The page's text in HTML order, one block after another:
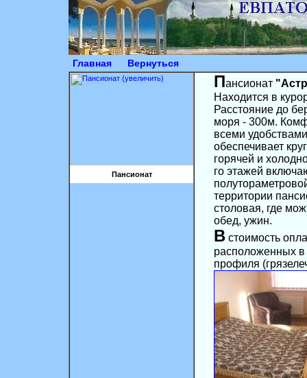
Главная Вернуться
Пансионат
Пансионат
Находится в
Расстояние до
моря - 300м.
всеми
обеспечивает
горячей и
го этажей
территории
столовая, где
обед, ужин.
В стоимость
расположенных в
профиля